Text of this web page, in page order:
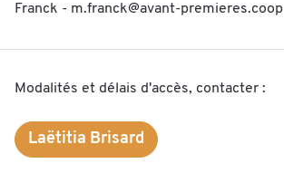
Franck - m.franck@avant-premieres.coop
Modalités et délais d'accès, contacter :
Laëtitia Brisard